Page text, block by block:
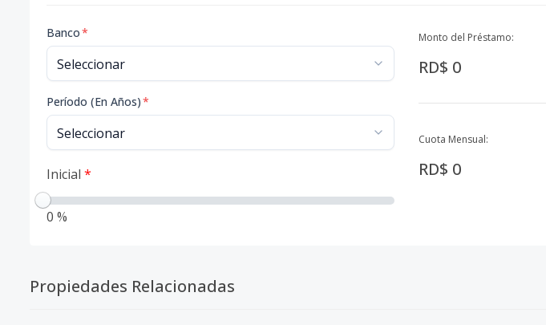
Banco*
Período (En Años)*
Inicial *
0 %
Monto del Préstamo:
RD$ 0
Cuota Mensual:
RD$ 0
Propiedades Relacionadas